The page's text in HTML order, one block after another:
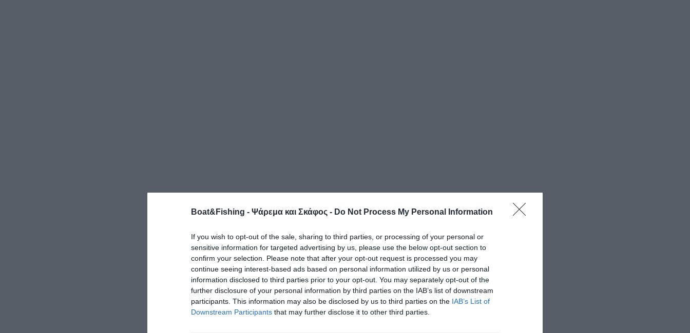
Boat&Fishing - Ψάρεμα και Σκάφος - Do Not Process My Personal Information
If you wish to opt-out of the sale, sharing to third parties, or processing of your personal or
sensitive information for targeted advertising by us, please use the below opt-out section to
confirm your selection. Please note that after your opt-out request is processed you may
continue seeing interest-based ads based on personal information utilized by us or personal
information disclosed to third parties prior to your opt-out. You may separately opt-out of the
further disclosure of your personal information by third parties on the IAB’s list of downstream
participants. This information may also be disclosed by us to third parties on the IAB’s List of
Downstream Participants that may further disclose it to other third parties.